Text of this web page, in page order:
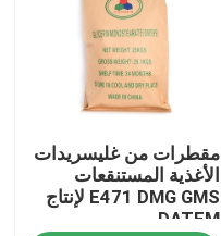
مقطرات من غليسريدات
الأغذية المستنقعات
E471 DMG GMS لإنتاج
DATEM